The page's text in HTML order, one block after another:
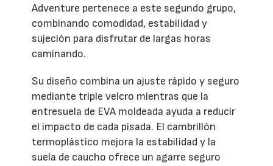
Adventure pertenece a este segundo grupo,
combinando comodidad, estabilidad y
sujeción para disfrutar de largas horas
caminando.
Su diseño combina un ajuste rápido y seguro
mediante triple velcro mientras que la
entresuela de EVA moldeada ayuda a reducir
el impacto de cada pisada. El cambrillón
termoplástico mejora la estabilidad y la
suela de caucho ofrece un agarre seguro